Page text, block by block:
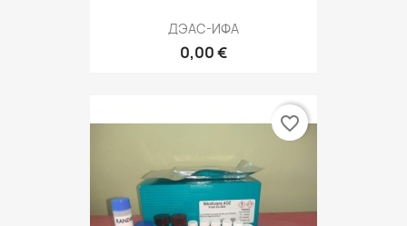
ДЭАС-ИФА
0,00 €
favorite_border